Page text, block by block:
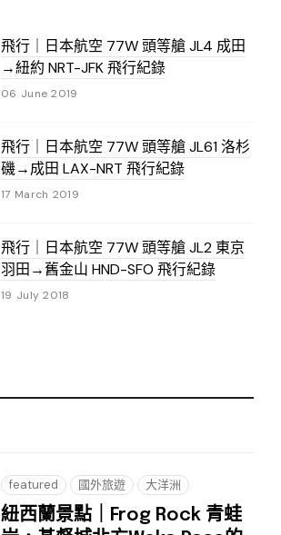
飛行｜日本航空 77W 頭等艙 JL4 成田
→紐約 NRT-JFK 飛行紀錄
06 June 2019
飛行｜日本航空 77W 頭等艙 JL61 洛杉
磯→成田 LAX-NRT 飛行紀錄
17 March 2019
飛行｜日本航空 77W 頭等艙 JL2 東京
羽田→舊金山 HND-SFO 飛行紀錄
19 July 2018
featured 國外旅遊 大洋洲
紐西蘭景點｜Frog Rock 青蛙